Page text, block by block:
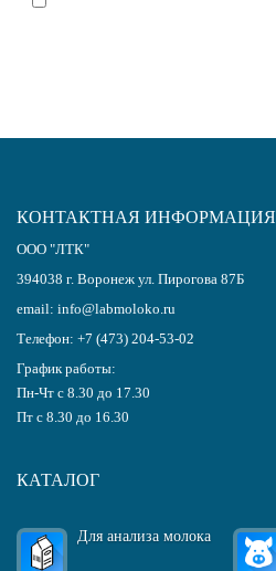
КОНТАКТНАЯ ИНФОРМАЦИЯ
ООО "ЛТК"
394038 г. Воронеж ул. Пирогова 87Б
email: info@labmoloko.ru
Телефон: +7 (473) 204-53-02
График работы:
Пн-Чт с 8.30 до 17.30
Пт с 8.30 до 16.30
КАТАЛОГ
Для анализа молока